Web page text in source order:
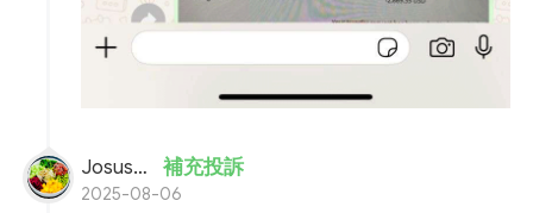
Josusteve 補充投訴
2025-08-06